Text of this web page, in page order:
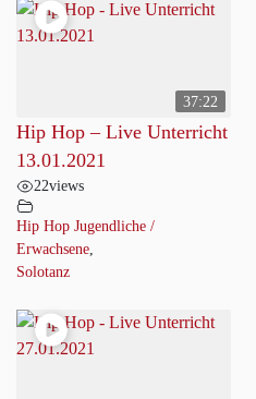
37:22
Hip Hop – Live Unterricht
13.01.2021
22views
Hip Hop Jugendliche /
Erwachsene
Solotanz